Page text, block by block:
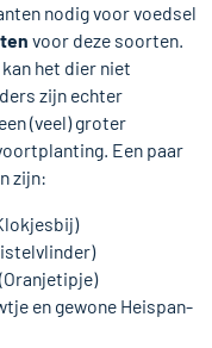
nodig voor voedsel
voor deze soorten.
kan het dier niet
zijn echter
(veel) groter
Een paar
zijn:
(Oranjetipje)
en gewone Heispan-